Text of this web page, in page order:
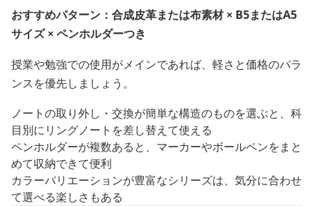
おすすめパターン：合成皮革または布素材 × B5またはA5
サイズ × ペンホルダーつき
授業や勉強での使用がメインであれば、軽さと価格のバラ
ンスを優先しましょう。
ノートの取り外し・交換が簡単な構造のものを選ぶと、科
目別にリングノートを差し替えて使える
ペンホルダーが複数あると、マーカーやボールペンをまと
めて収納できて便利
カラーバリエーションが豊富なシリーズは、気分に合わせ
て選べる楽しさもある